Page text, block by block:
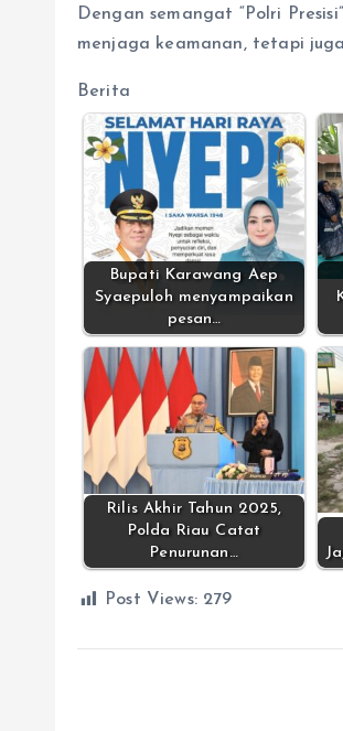
Dengan semangat “Polri
menjaga keamanan, tetapi
Berita
Bupati Karawang Aep
Syaepuloh menyampaikan
pesan…
Rilis Akhir Tahun 2025,
Polda Riau Catat
Penurunan…
Post Views: 279